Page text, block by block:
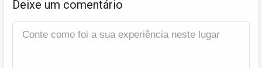
Deixe um comentário